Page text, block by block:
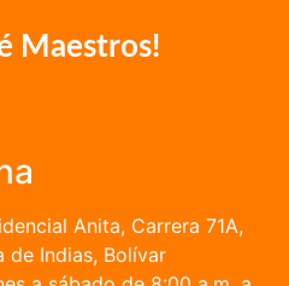
Maestros!
Anita, Carrera 71A,
de Indias, Bolívar